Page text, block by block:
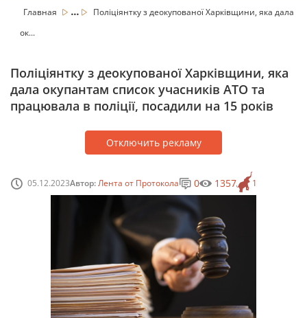
Главная ...
Поліціянтку з деокупованої Харківщини, яка дала
ок...
Поліціянтку з деокупованої Харківщини, яка
дала окупантам список учасників АТО та
працювала в поліції, посадили на 15 років
Отключить рекламу
05.12.2023Автор:Лента от Протокола 1
0 1357